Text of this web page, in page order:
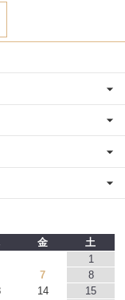
金
土
1
7
8
14 15